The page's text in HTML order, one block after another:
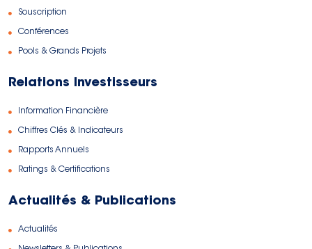
Souscription
Conférences
Pools & Grands Projets
Relations Investisseurs
Information Financière
Chiffres Clés & Indicateurs
Rapports Annuels
Ratings & Certifications
Actualités & Publications
Actualités